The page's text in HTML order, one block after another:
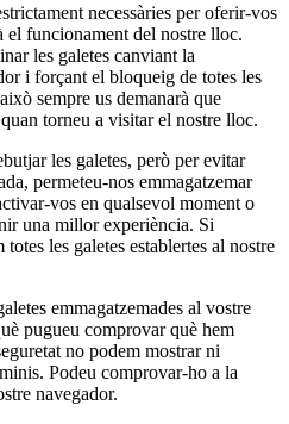
necessàries per oferir-vos
el funcionament del nostre lloc.
les galetes canviant la
i forçant el bloqueig de totes les
sempre us demanarà que
torneu a visitar el nostre lloc.
les galetes, però per evitar
permeteu-nos emmagatzemar
vos en qualsevol moment o
una millor experiència. Si
les galetes establertes al nostre
emmagatzemades al vostre
pugueu comprovar què hem
no podem mostrar ni
Podeu comprovar-ho a la
navegador.